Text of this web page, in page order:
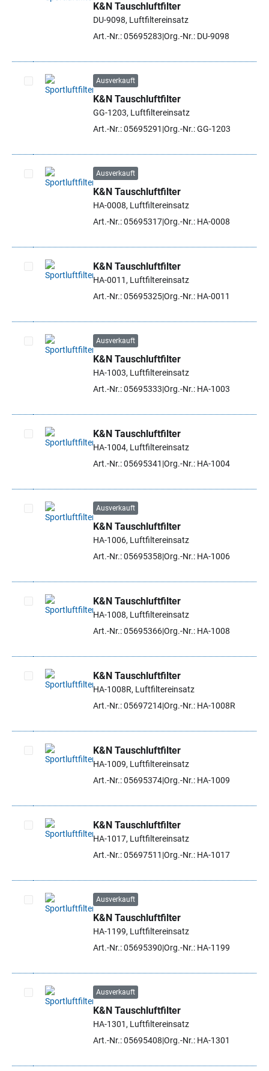
Artikel auswählen
K&N Tauschluftfilter
DU-9098, Luftfiltereinsatz
Art.-Nr.: 05695283 Org.-Nr.: DU-9098
Artikel auswählen
Ausverkauft
K&N Tauschluftfilter
GG-1203, Luftfiltereinsatz
Art.-Nr.: 05695291 Org.-Nr.: GG-1203
Artikel auswählen
Ausverkauft
K&N Tauschluftfilter
HA-0008, Luftfiltereinsatz
Art.-Nr.: 05695317Org.-Nr.: HA-0008
Artikel auswählen
K&N Tauschluftfilter
HA-0011, Luftfiltereinsatz
Art.-Nr.: 05695325Org.-Nr.: HA-0011
Artikel auswählen
Ausverkauft
K&N Tauschluftfilter
HA-1003, Luftfiltereinsatz
Art.-Nr.: 05695333 Org.-Nr.: HA-1003
Artikel auswählen
K&N Tauschluftfilter
HA-1004, Luftfiltereinsatz
Art.-Nr.: 05695341 Org.-Nr.: HA-1004
Artikel auswählen
Ausverkauft
K&N Tauschluftfilter
HA-1006, Luftfiltereinsatz
Art.-Nr.: 05695358 Org.-Nr.: HA-1006
Artikel auswählen
K&N Tauschluftfilter
HA-1008, Luftfiltereinsatz
Art.-Nr.: 05695366Org.-Nr.: HA-1008
Artikel auswählen
K&N Tauschluftfilter
HA-1008R, Luftfiltereinsatz
Art.-Nr.: 05697214Org.-Nr.: HA-1008R
Artikel auswählen
K&N Tauschluftfilter
HA-1009, Luftfiltereinsatz
Art.-Nr.: 05695374Org.-Nr.: HA-1009
Artikel auswählen
K&N Tauschluftfilter
HA-1017, Luftfiltereinsatz
Art.-Nr.: 05697511 Org.-Nr.: HA-1017
Artikel auswählen
Ausverkauft
K&N Tauschluftfilter
HA-1199, Luftfiltereinsatz
Art.-Nr.: 05695390 Org.-Nr.: HA-1199
Artikel auswählen
Ausverkauft
K&N Tauschluftfilter
HA-1301, Luftfiltereinsatz
Art.-Nr.: 05695408 Org.-Nr.: HA-1301